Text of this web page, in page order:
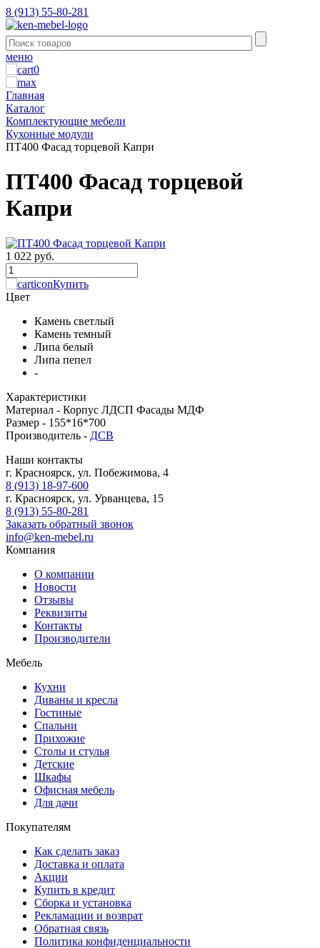
8 (913) 55-80-281
меню
0
Главная
Каталог
Комплектующие мебели
Кухонные модули
ПТ400 Фасад торцевой Капри
ПТ400 Фасад торцевой
Капри
1 022 руб.
Купить
Цвет
Камень светлый
Камень темный
Липа белый
Липа пепел
-
Характеристики
Материал - Корпус ЛДСП Фасады МДФ
Размер - 155*16*700
Производитель - ДСВ
Наши контакты
г. Красноярск, ул. Побежимова, 4
8 (913) 18-97-600
г. Красноярск, ул. Урванцева, 15
8 (913) 55-80-281
Заказать обратный звонок
info@ken-mebel.ru
Компания
О компании
Новости
Отзывы
Реквизиты
Контакты
Производители
Мебель
Кухни
Диваны и кресла
Гостиные
Спальни
Прихожие
Столы и стулья
Детские
Шкафы
Офисная мебель
Для дачи
Покупателям
Как сделать заказ
Доставка и оплата
Акции
Купить в кредит
Сборка и установка
Рекламации и возврат
Обратная связь
Политика конфиденциальности